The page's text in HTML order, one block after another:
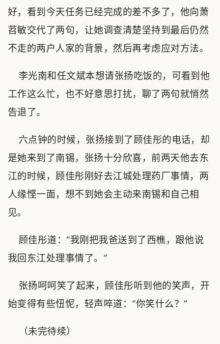
好，看到今天任务已经完成的差不多了，他向萧
苕敏交代了两句，让她调查清楚坚持到最后仍然
不走的两户人家的背景，然后再考虑应对方法。
李光南和任文斌本想请张扬吃饭的，可看到他
工作这么忙，也不好意思打扰，聊了两句就悄然
告退了。
六点钟的时候，张扬接到了顾佳彤的电话，却
是她来到了南锡，张扬十分欣喜，前两天他去东
江的时候，顾佳彤刚好去江城处理药厂事情，两
人缘悭一面，想不到她会主动来南锡和自己相
见。
顾佳彤道：“我刚把我爸送到了西樵，跟他说
我回东江处理事情了。”
张扬呵呵笑了起来，顾佳彤听到他的笑声，开
始变得有些忸怩，轻声啐道：“你笑什么？”
（未完待续）